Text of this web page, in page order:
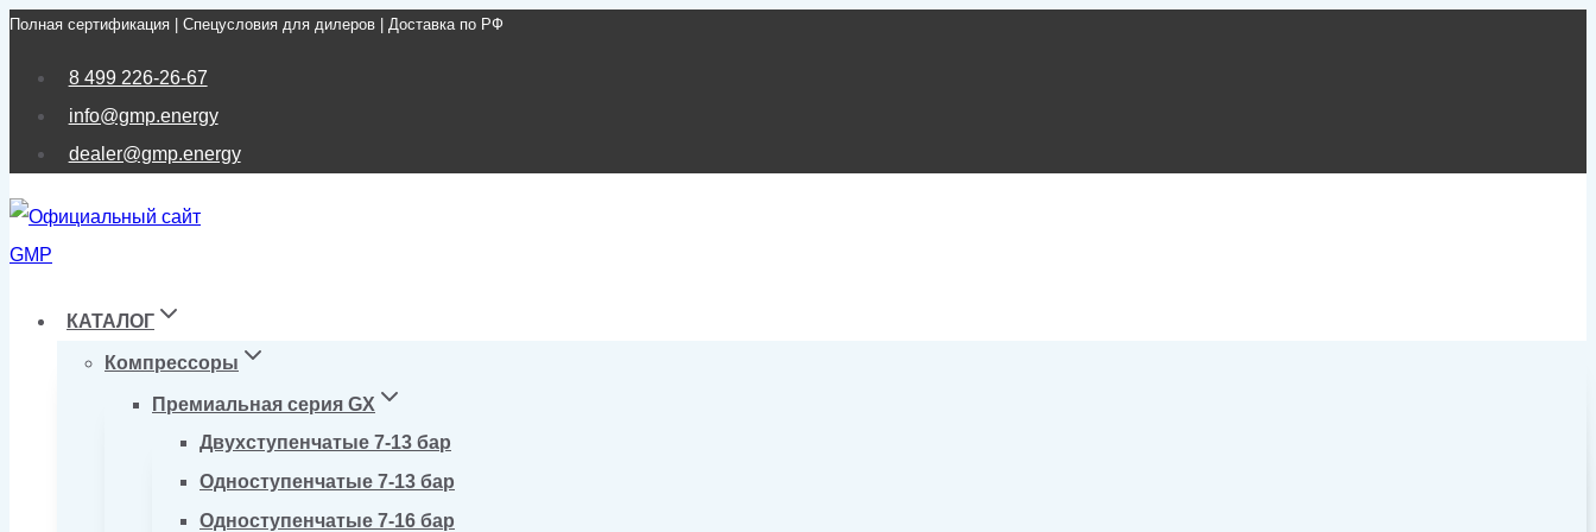
Перейти
Полная сертификация | Спецусловия для дилеров | Доставка по РФ
8 499 226-26-67
info@gmp.energy
dealer@gmp.energy
КАТАЛОГ
Компрессоры
Премиальная серия GX
Двухступенчатые 7-13 бар
Одноступенчатые 7-13 бар
Одноступенчатые 7-16 бар